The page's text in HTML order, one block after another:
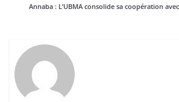
Annaba : L’UBMA consolide sa coopération